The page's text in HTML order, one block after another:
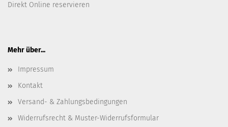
Direkt Online reservieren
Mehr über...
Impressum
Kontakt
Versand- & Zahlungsbedingungen
Widerrufsrecht & Muster-Widerrufsformular